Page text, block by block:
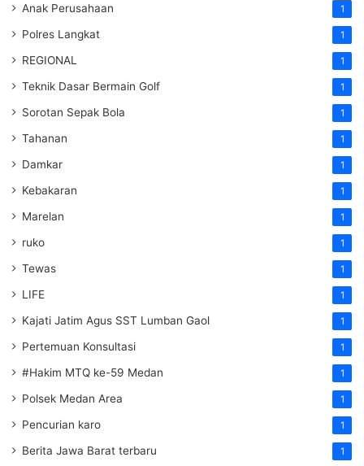
Anak Perusahaan 1
Polres Langkat 1
REGIONAL 1
Teknik Dasar Bermain Golf 1
Sorotan Sepak Bola 1
Tahanan 1
Damkar 1
Kebakaran 1
Marelan 1
ruko 1
Tewas 1
LIFE 1
Kajati Jatim Agus SST Lumban Gaol 1
Pertemuan Konsultasi 1
#Hakim MTQ ke-59 Medan 1
Polsek Medan Area 1
Pencurian karo 1
Berita Jawa Barat terbaru 1